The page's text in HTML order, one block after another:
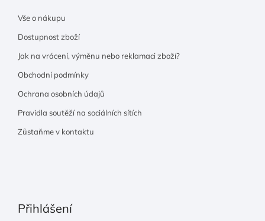
Vše o nákupu
Dostupnost zboží
Jak na vrácení, výměnu nebo reklamaci zboží?
Obchodní podmínky
Ochrana osobních údajů
Pravidla soutěží na sociálních sítích
Zůstaňme v kontaktu
Přihlášení